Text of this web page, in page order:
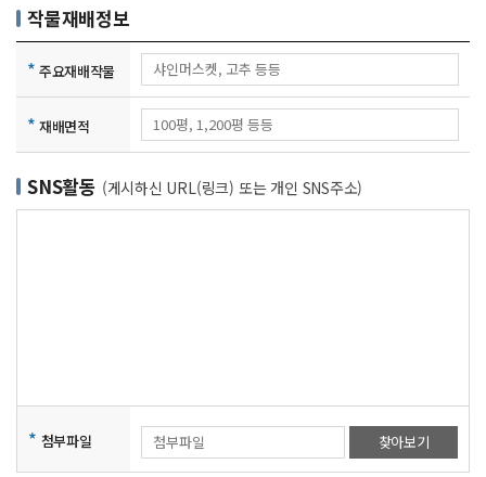
작물재배정보
* 주요재배작물
* 재배면적
SNS활동 (게시하신 URL(링크) 또는 개인 SNS주소)
* 첨부파일 찾아보기